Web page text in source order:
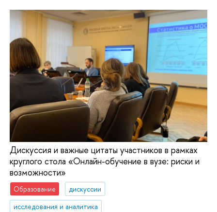
Дискуссия и важные цитаты участников в рамках
круглого стола «Онлайн-обучение в вузе: риски и
возможности»
Образование
дискуссии
исследования и аналитика